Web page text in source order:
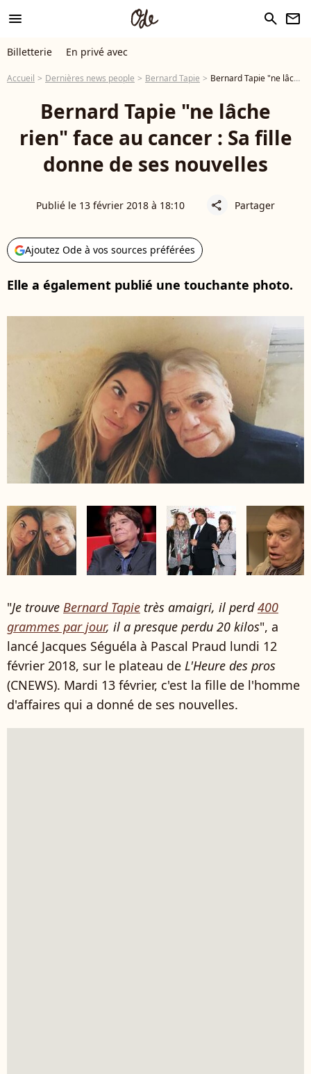
menu search newsletter
Billetterie En privé avec
Accueil Dernières news people Bernard Tapie Bernard Tapie "ne lâche rien" face au cancer : Sa fille donne de ses nouvelles
Bernard Tapie "ne lâche
rien" face au cancer : Sa fille
donne de ses nouvelles
Publié le 13 février 2018 à 18:10 share Partager
Ajoutez Ode à vos sources préférées
Elle a également publié une touchante photo.
"Je trouve Bernard Tapie très amaigri, il perd400
grammes par jour, il a presque perdu 20 kilos", a
lancé Jacques Séguéla à Pascal Praud lundi 12
février 2018, sur le plateau de L'Heure des pros
(CNEWS). Mardi 13 février, c'est la fille de l'homme
d'affaires qui a donné de ses nouvelles.